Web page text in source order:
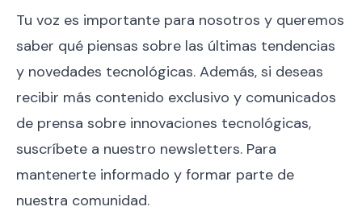
Tu voz es importante para nosotros y queremos
saber qué piensas sobre las últimas tendencias
y novedades tecnológicas. Además, si deseas
recibir más contenido exclusivo y comunicados
de prensa sobre innovaciones tecnológicas,
suscríbete a nuestro newsletters. Para
mantenerte informado y formar parte de
nuestra comunidad.